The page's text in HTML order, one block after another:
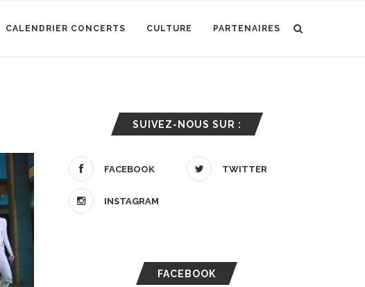
CALENDRIER CONCERTS CULTURE PARTENAIRES
SUIVEZ-NOUS SUR :
FACEBOOK TWITTER
INSTAGRAM
FACEBOOK